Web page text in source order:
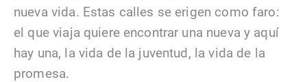
nueva vida. Estas calles se erigen como faro:
el que viaja quiere encontrar una nueva y aquí
hay una, la vida de la juventud, la vida de la
promesa.